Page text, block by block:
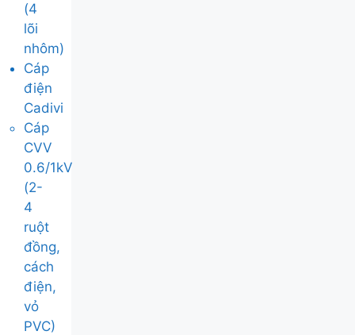
(4
lõi
nhôm)
Cáp
điện
Cadivi
Cáp
CVV
0.6/1kV
(2-
4
ruột
đồng,
cách
điện,
vỏ
PVC)